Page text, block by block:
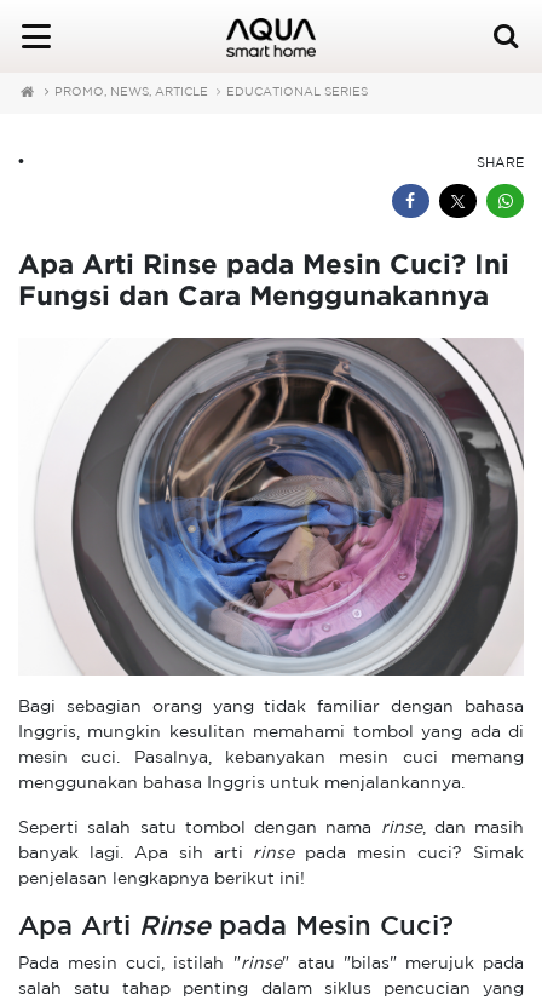
PROMO, NEWS, ARTICLE EDUCATIONAL SERIES
SHARE
•
Apa Arti Rinse pada Mesin Cuci? Ini
Fungsi dan Cara Menggunakannya
Bagi sebagian orang yang tidak familiar dengan bahasa
Inggris, mungkin kesulitan memahami tombol yang ada di
mesin cuci. Pasalnya, kebanyakan mesin cuci memang
menggunakan bahasa Inggris untuk menjalankannya.
Seperti salah satu tombol dengan nama rinse, dan masih
banyak lagi. Apa sih arti rinse pada mesin cuci? Simak
penjelasan lengkapnya berikut ini!
Apa Arti Rinsepada Mesin Cuci?
Pada mesin cuci, istilah "rinse" atau "bilas" merujuk pada
salah satu tahap penting dalam siklus pencucian yang